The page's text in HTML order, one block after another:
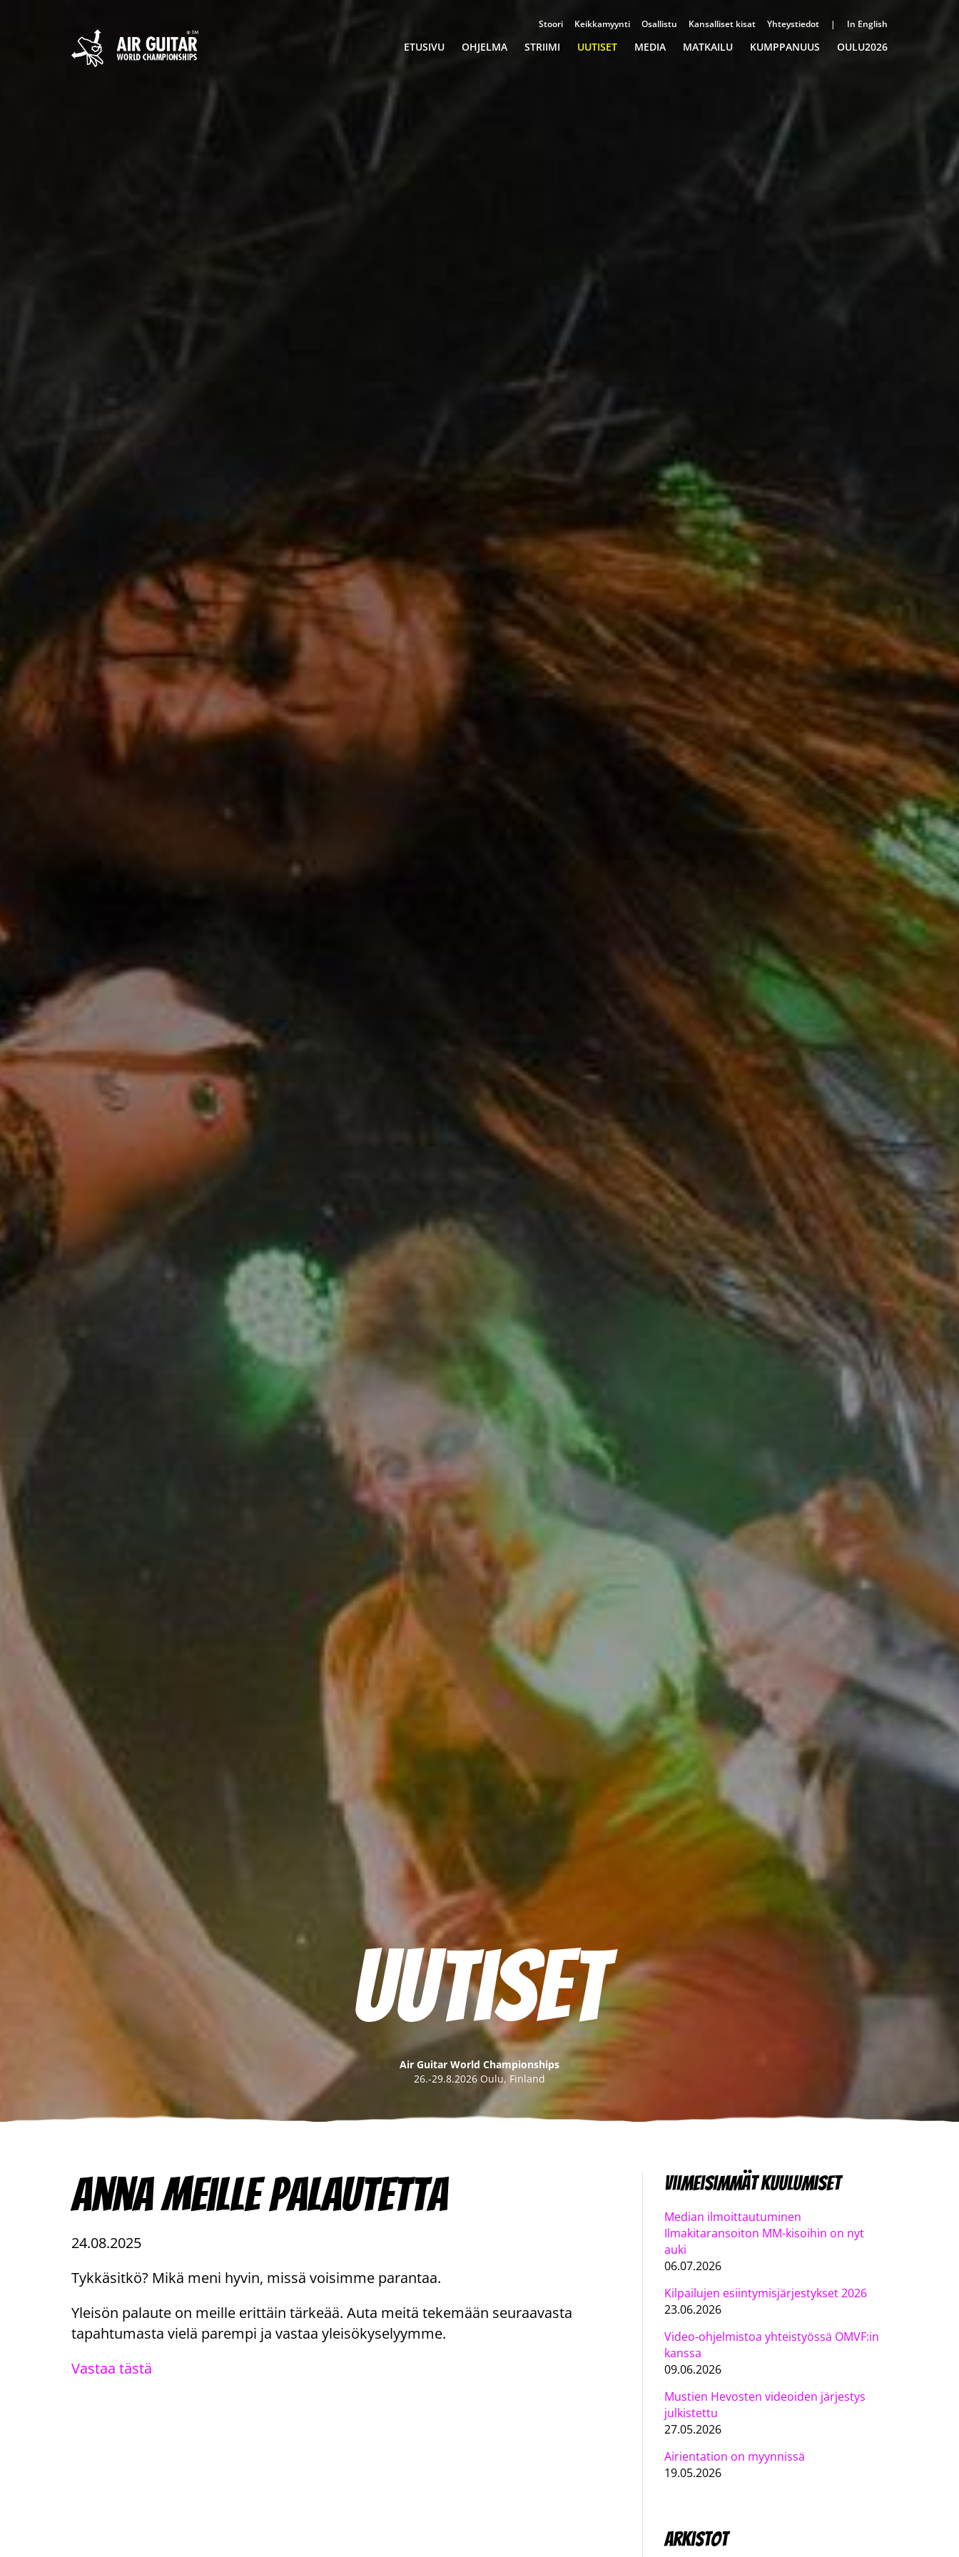
Air Guitar World ChampionshipsETUSIVU OHJELMA STRIIMI UUTISET MEDIA MATKAILU KUMPPANUUS OULU2026
Stoori Keikkamyynti Osallistu Kansalliset kisat Yhteystiedot | In English
Uutiset
Air Guitar World Championships
26.-29.8.2026 Oulu, Finland
Anna meille palautetta
24.08.2025
Tykkäsitkö? Mikä meni hyvin, missä voisimme parantaa.
Yleisön palaute on meille erittäin tärkeää. Auta meitä tekemään seuraavasta
tapahtumasta vielä parempi ja vastaa yleisökyselyymme.
Vastaa tästä
Viimeisimmät kuulumiset
Median ilmoittautuminen
Ilmakitaransoiton MM-kisoihin on nyt
auki
06.07.2026
Kilpailujen esiintymisjärjestykset 2026
23.06.2026
Video-ohjelmistoa yhteistyössä OMVF:in
kanssa
09.06.2026
Mustien Hevosten videoiden järjestys
julkistettu
27.05.2026
Airientation on myynnissä
19.05.2026
Arkistot